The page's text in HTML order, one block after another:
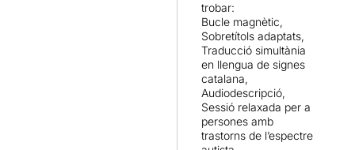
trobar:
Bucle magnètic,
Sobretítols adaptats,
Traducció simultània
en llengua de signes
catalana,
Audiodescripció,
Sessió relaxada per a
persones amb
trastorns de l’espectre